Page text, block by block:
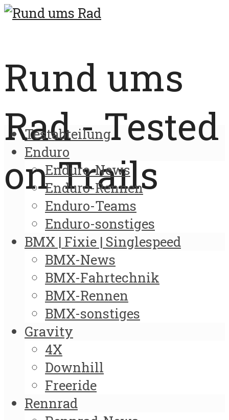
Rund ums
Rad - Tested
on Trails
Testabteilung
Enduro
Enduro-News
Enduro-Rennen
Enduro-Teams
Enduro-sonstiges
BMX | Fixie | Singlespeed
BMX-News
BMX-Fahrtechnik
BMX-Rennen
BMX-sonstiges
Gravity
4X
Downhill
Freeride
Rennrad